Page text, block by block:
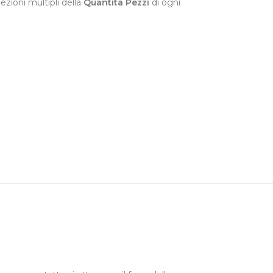
multipli della Quantità Pezzi di ogni